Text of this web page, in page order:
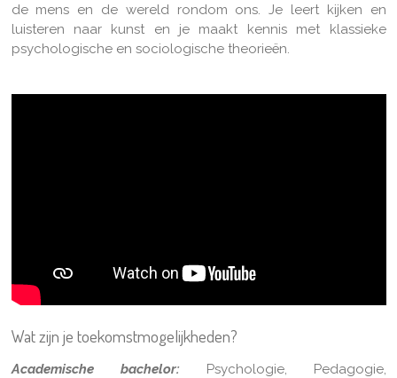
de mens en de wereld rondom ons. Je leert kijken en
luisteren naar kunst en je maakt kennis met klassieke
psychologische en sociologische theorieën.
Wat zijn je toekomstmogelijkheden?
Academische bachelor:Psychologie, Pedagogie,